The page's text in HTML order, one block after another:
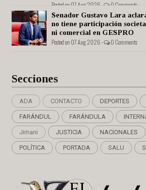
Posted on 07 Aug 2026 - 0 Comments
Senador Gustavo Lara
no tiene participación
ni comercial en GESPRO
Posted on 07 Aug 2026 - 0 Comments
Secciones
ADA CONTACTO DEPORTES
FARÁNDUL FARÁNDULA
Jimani JUSTICIA NACIONALES
POLÍTICA PORTADA SALU